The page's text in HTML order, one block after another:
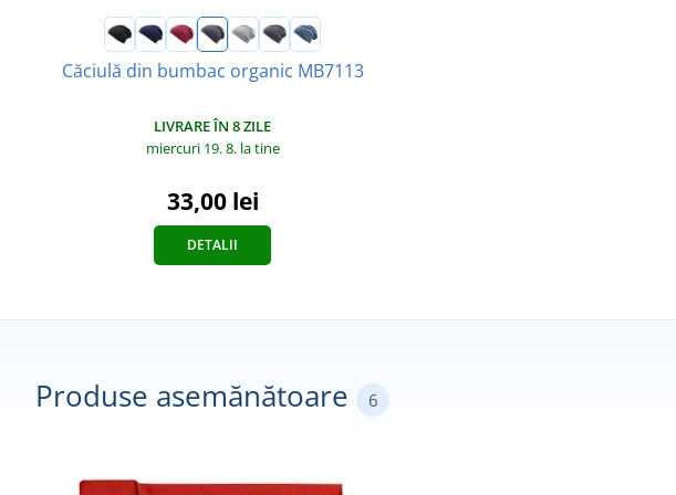
Căciulă din bumbac organic MB7113
LIVRARE ÎN 8 ZILE
miercuri 19. 8. la tine
33,00 lei
DETALII
Produse asemănătoare 6